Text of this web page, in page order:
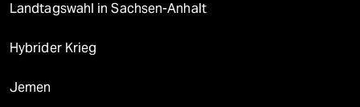
Landtagswahl in Sachsen-Anhalt
Hybrider Krieg
Jemen